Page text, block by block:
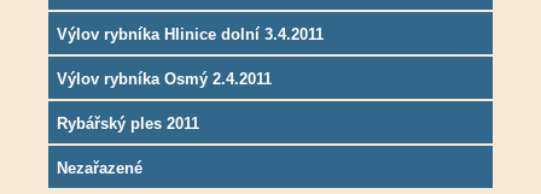
Výlov rybníka Hlinice dolní 3.4.2011
Výlov rybníka Osmý 2.4.2011
Rybářský ples 2011
Nezařazené